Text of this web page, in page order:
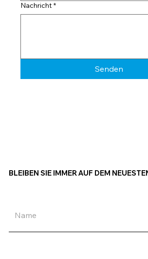
Nachricht *
Senden
BLEIBEN SIE IMMER AUF DEM